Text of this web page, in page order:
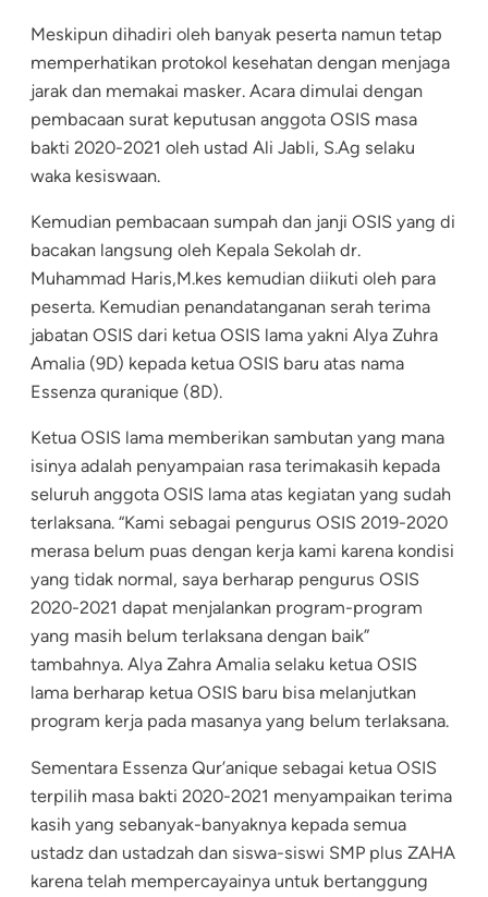
Meskipun dihadiri oleh banyak peserta namun tetap
memperhatikan protokol kesehatan dengan menjaga
jarak dan memakai masker. Acara dimulai dengan
pembacaan surat keputusan anggota OSIS masa
bakti 2020-2021 oleh ustad Ali Jabli, S.Ag selaku
waka kesiswaan.
Kemudian pembacaan sumpah dan janji OSIS yang di
bacakan langsung oleh Kepala Sekolah dr.
Muhammad Haris,M.kes kemudian diikuti oleh para
peserta. Kemudian penandatanganan serah terima
jabatan OSIS dari ketua OSIS lama yakni Alya Zuhra
Amalia (9D) kepada ketua OSIS baru atas nama
Essenza quranique (8D).
Ketua OSIS lama memberikan sambutan yang mana
isinya adalah penyampaian rasa terimakasih kepada
seluruh anggota OSIS lama atas kegiatan yang sudah
terlaksana. “Kami sebagai pengurus OSIS 2019-2020
merasa belum puas dengan kerja kami karena kondisi
yang tidak normal, saya berharap pengurus OSIS
2020-2021 dapat menjalankan program-program
yang masih belum terlaksana dengan baik”
tambahnya. Alya Zahra Amalia selaku ketua OSIS
lama berharap ketua OSIS baru bisa melanjutkan
program kerja pada masanya yang belum terlaksana.
Sementara Essenza Qur’anique sebagai ketua OSIS
terpilih masa bakti 2020-2021 menyampaikan terima
kasih yang sebanyak-banyaknya kepada semua
ustadz dan ustadzah dan siswa-siswi SMP plus ZAHA
karena telah mempercayainya untuk bertanggung